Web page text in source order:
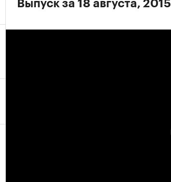
Выпуск за 18 августа, 2015